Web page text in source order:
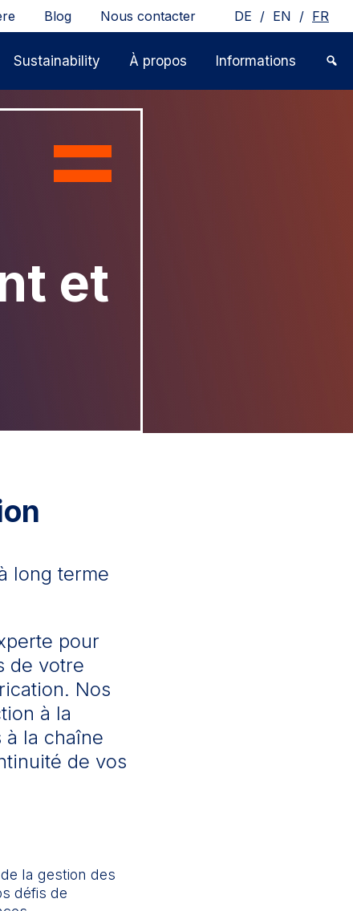
Blog Nous contacter DE / EN / FR
Sustainability À propos Informations
et
long terme
pour
de votre
Nos
à la
à la chaîne
de vos
la gestion des
défis de